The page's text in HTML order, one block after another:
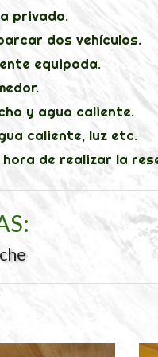
privada.
dos vehículos.
equipada.
y agua caliente.
caliente, luz etc.
de realizar la